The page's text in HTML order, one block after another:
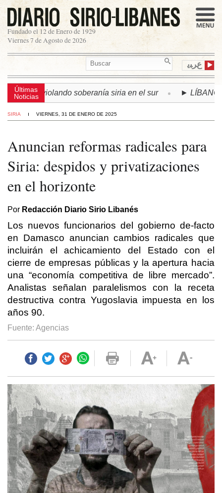
Fundado el 12 de Enero de 1929
Viernes 7 de Agosto de 2026
ﻉﺮﺒﻳ
Últimas
Noticias
violando soberanía siria en el sur ► LÍBANO | Se
SIRIA VIERNES, 31 DE ENERO DE 2025
Anuncian reformas radicales para
Siria: despidos y privatizaciones
en el horizonte
Por Redacción Diario Sirio Libanés
Los nuevos funcionarios del gobierno de-facto
en Damasco anuncian cambios radicales que
incluirán el achicamiento del Estado con el
cierre de empresas públicas y la apertura hacia
una “economía competitiva de libre mercado”.
Analistas señalan paralelismos con la receta
destructiva contra Yugoslavia impuesta en los
años 90.
Fuente: Agencias